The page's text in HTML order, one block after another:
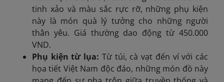
tinh xảo và màu sắc rực rỡ, những phụ kiện
này là món quà lý tưởng cho những người
thân yêu. Giá thường dao động từ 450.000
VND.
Phụ kiện từ lụa: Từ túi, cà vạt đến ví với các
họa tiết Việt Nam độc đáo, những món đồ này